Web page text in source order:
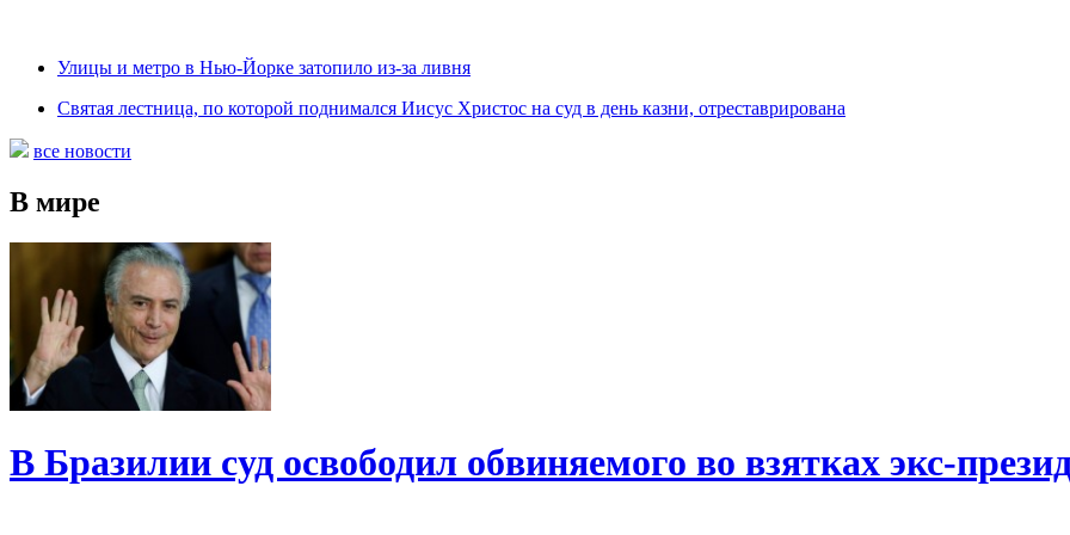
Улицы и метро в Нью-Йорке затопило из-за ливня
Святая лестница, по которой поднимался Иисус Христос на суд в день казни, отреставрирована
все новости
В мире
В Бразилии суд освободил обвиняемого во взятках экс-